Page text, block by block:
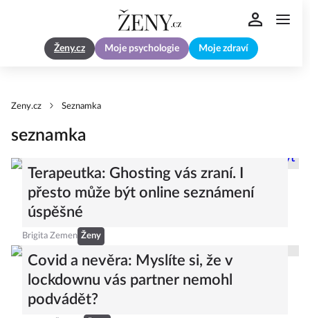
Ženy.cz Moje psychologie Moje zdraví
Zeny.cz Seznamka
seznamka
Terapeutka: Ghosting vás zraní. I
přesto může být online seznámení
úspěšné
Brigita Zemen Ženy
Covid a nevěra: Myslíte si, že v
lockdownu vás partner nemohl
podvádět?